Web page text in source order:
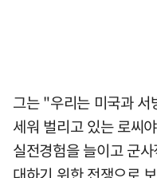
그는 "우리는 미국과 서
세워 벌리고 있는 로씨
실전경험을 늘이고 군